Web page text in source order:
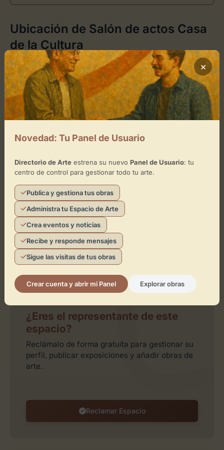
Ubicación de Salón de actos Casa
de la Cultura
Cómo llegar
+
−
Leaflet | ©OpenStreetMapcontributors
Toca el mapa para interactuar
Activar Mapa
¿Eres el representante de este
espacio?
Reclámalo de forma gratuita para gestionar su
perfil, publicar exposiciones y añadir obras de
arte.
Reclamar Espacio
×
Novedad: Tu Panel de Usuario
Directorio de Arteestrena su nuevo Panel de Usuario: tu
centro de control para gestionar todo tu arte.
Publica y gestiona tus obras
Administra tu Espacio de Arte
Crea eventos y noticias
Recibe y responde mensajes
Sigue las visitas de tus obras
Crear cuenta y abrir mi Panel Explorar obras